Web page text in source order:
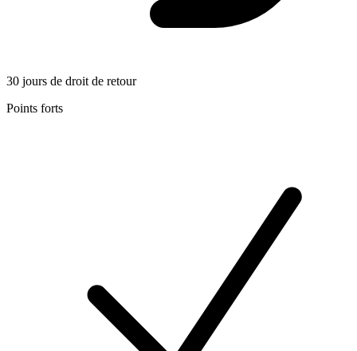
30 jours de droit de retour
Points forts